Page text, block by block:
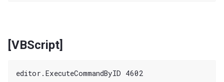
[VBScript]